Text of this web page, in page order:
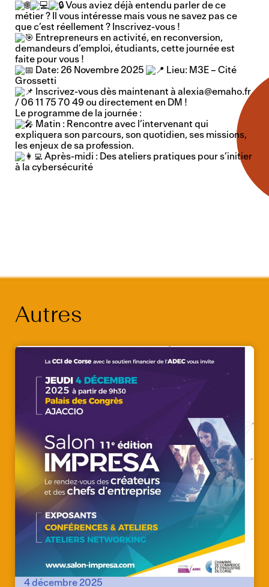
Vous aviez déjà entendu parler de ce
métier ? Il vous intéresse mais vous ne savez pas ce
que c’est réellement ? Inscrivez-vous !
Entrepreneurs en activité, en reconversion,
demandeurs d’emploi, étudiants, cette journée est
faite pour vous !
Date: 26 Novembre 2025
Lieu: M3E – Cité
Grossetti
Inscrivez-vous dès maintenant à alexia@emaho.fr
/ 06 11 75 70 49 ou directement en DM !
Le programme de la journée :
Matin : Rencontre avec l’intervenant qui
expliquera son parcours, son quotidien, ses missions,
les enjeux de sa profession.
Après-midi : Des ateliers pratiques pour s’initier
à la cybersécurité
Autres
4 décembre 2025